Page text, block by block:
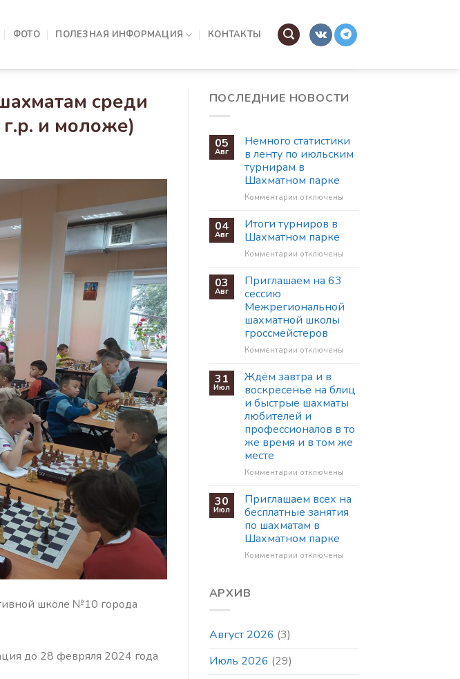
ФОТО ПОЛЕЗНАЯ ИНФОРМАЦИЯ КОНТАКТЫ
среди
и моложе)
школе №10 города
до 28 февряля 2024 года
ПОСЛЕДНИЕ НОВОСТИ
05
Авг
Немного статистики
в ленту по июльским
турнирам в
Шахматном парке
Комментариик
Немного
статистики
в
ленту
июльским
Шахматном
парке
отключены
04
Авг
Итоги турниров в
Шахматном парке
Комментариик
Итоги
Шахматном
парке
отключены
03
Авг
Приглашаем на 63
сессию
Межрегиональной
шахматной школы
гроссмейстеров
Комментариик
Приглашаем
на
63
сессию
Межрегиональной
шахматной
школы
отключены
31
Июл
Ждём завтра и в
воскресенье на блиц
и быстрые шахматы
любителей и
профессионалов в то
же время и в том же
месте
Комментариик
Ждём
и
в
воскресенье
на
отключены
30
Июл
Приглашаем всех на
бесплатные занятия
по шахматам в
Шахматном парке
Комментариикотключены
АРХИВ
Август 2026 (3)
Июль 2026 (29)